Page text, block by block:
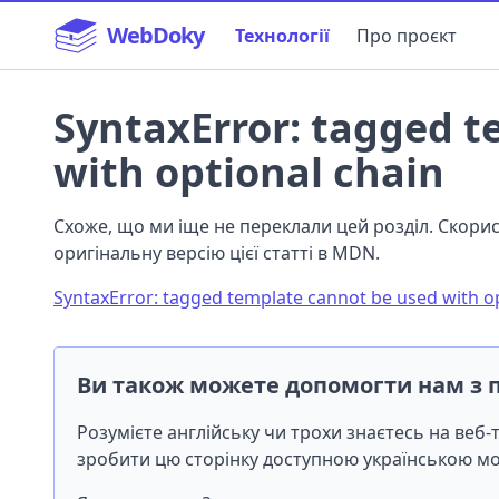
WebDoky Технології Про проєкт
SyntaxError: tagged
with optional chain
Схоже, що ми іще не переклали цей розділ.
оригінальну версію цієї статті в MDN.
SyntaxError: tagged template cannot be used with
Ви також можете допомогти нам з
Розумієте англійську чи трохи знаєтесь на
зробити цю сторінку доступною українською